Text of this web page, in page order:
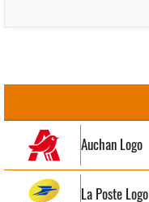
Auchan Logo
La Poste Logo